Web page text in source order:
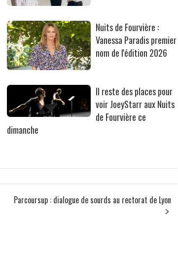
Nuits de Fourvière :
Vanessa Paradis premier
nom de l'édition 2026
Il reste des places pour
voir JoeyStarr aux Nuits
de Fourvière ce
dimanche
Parcoursup : dialogue de sourds au rectorat de Lyon